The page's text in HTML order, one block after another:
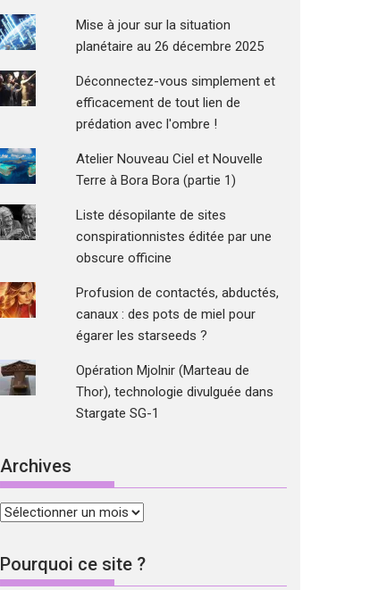
Mise à jour sur la situation
planétaire au 26 décembre 2025
Déconnectez-vous simplement et
efficacement de tout lien de
prédation avec l'ombre !
Atelier Nouveau Ciel et Nouvelle
Terre à Bora Bora (partie 1)
Liste désopilante de sites
conspirationnistes éditée par une
obscure officine
Profusion de contactés, abductés,
canaux : des pots de miel pour
égarer les starseeds ?
Opération Mjolnir (Marteau de
Thor), technologie divulguée dans
Stargate SG-1
Archives
Archives
Pourquoi ce site ?